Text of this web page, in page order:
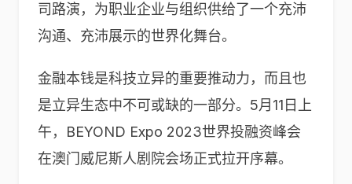
司路演，为职业企业与组织供给了一个充沛
沟通、充沛展示的世界化舞台。
金融本钱是科技立异的重要推动力，而且也
是立异生态中不可或缺的一部分。5月11日上
午，BEYOND Expo 2023世界投融资峰会
在澳门威尼斯人剧院会场正式拉开序幕。